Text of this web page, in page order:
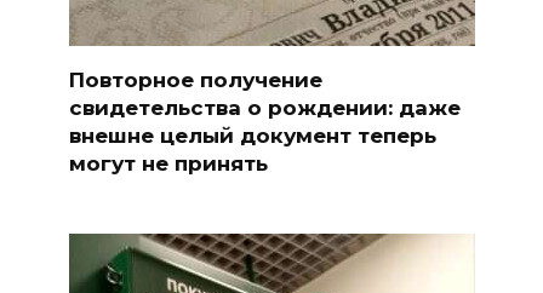
Повторное получение
свидетельства о рождении: даже
внешне целый документ теперь
могут не принять